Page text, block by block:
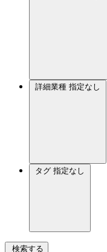
詳細業種 指定なし
タグ 指定なし
検索する